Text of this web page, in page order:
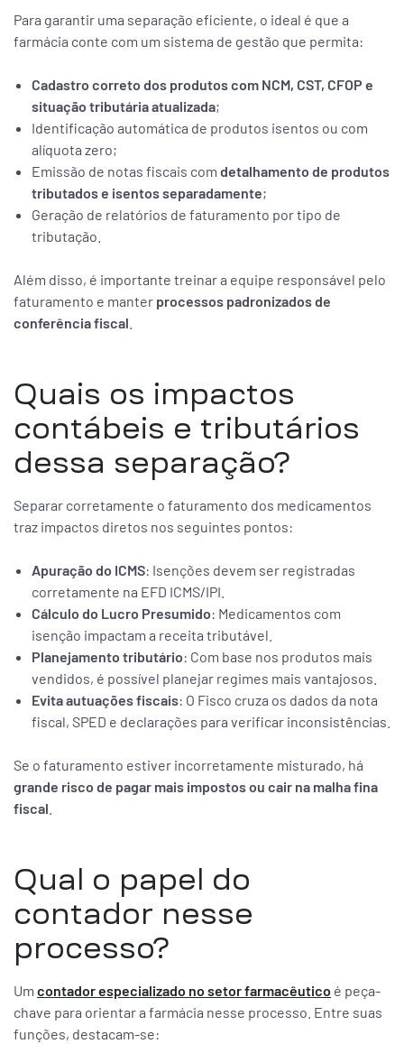
Para garantir uma separação eficiente, o ideal é que a
farmácia conte com um sistema de gestão que permita:
Cadastro correto dos produtos com NCM, CST, CFOP e
situação tributária atualizada;
Identificação automática de produtos isentos ou com
alíquota zero;
Emissão de notas fiscais com detalhamento de produtos
tributados e isentos separadamente;
Geração de relatórios de faturamento por tipo de
tributação.
Além disso, é importante treinar a equipe responsável pelo
faturamento e manter processos padronizados de
conferência fiscal
Quais os impactos
contábeis e tributários
dessa separação?
Separar corretamente o faturamento dos medicamentos
traz impactos diretos nos seguintes pontos:
Apuração do ICMS: Isenções devem ser registradas
corretamente na EFD ICMS/IPI.
Cálculo do Lucro Presumido: Medicamentos com
isenção impactam a receita tributável.
Planejamento tributário: Com base nos produtos mais
vendidos, é possível planejar regimes mais vantajosos.
Evita autuações fiscais: O Fisco cruza os dados da nota
fiscal, SPED e declarações para verificar inconsistências.
Se o faturamento estiver incorretamente misturado, há
grande risco de pagar mais impostos ou cair na malha fina
fiscal
Qual o papel do
contador nesse
processo?
Um contador especializado no setor farmacêutico é peça-
chave para orientar a farmácia nesse processo. Entre suas
funções, destacam-se: